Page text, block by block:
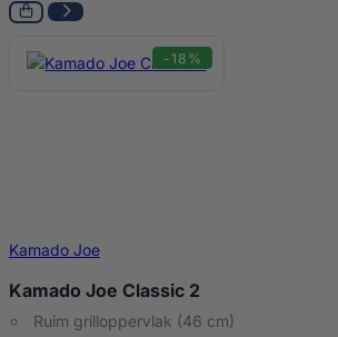
-18%
Kamado Joe
Kamado Joe Classic 2
Ruim grilloppervlak (46 cm)